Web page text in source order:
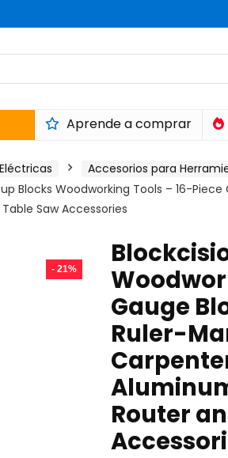
Aprende a comprar
Accesorios para
Blocks Woodworking Tools – 16-
Saw Accessories
- 21%
Gauge
Ruler-
Router